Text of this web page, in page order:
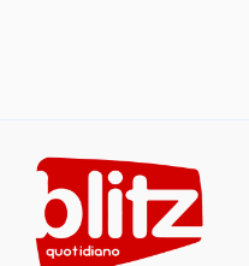
content